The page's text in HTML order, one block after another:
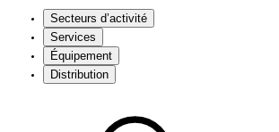
Secteurs d’activité
Services
Équipement
Distribution